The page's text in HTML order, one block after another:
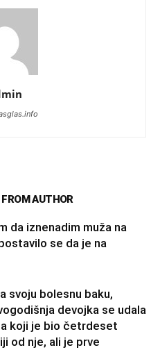
FROM AUTHOR
da iznenadim muža na
se da je na
svoju bolesnu baku,
devojka se udala
koji je bio četrdeset
od nje, ali je prve